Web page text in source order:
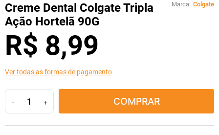
Creme Dental Colgate Tripla
Ação Hortelã 90G
Marca: Colgate
R$ 8,99
Ver todas as formas de pagamento
＋
－ COMPRAR
6º
shampoo
7 º
dipirona
º
sveda